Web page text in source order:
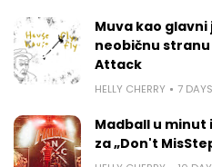
Muva kao
neobičnu
Attack
HELLY CHERRY 7
Madball u
za „Don't